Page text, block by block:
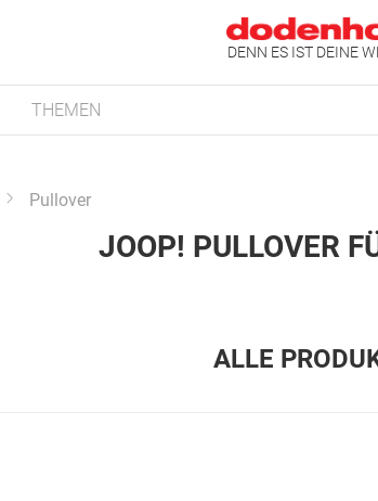
DENN ES IST DEINE
THEMEN
Pullover
JOOP! PULLOVER
ALLE